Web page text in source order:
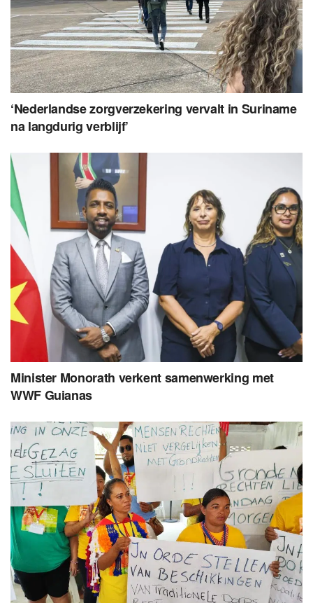
‘Nederlandse zorgverzekering vervalt in Suriname
na langdurig verblijf’
Minister Monorath verkent samenwerking met
WWF Guianas